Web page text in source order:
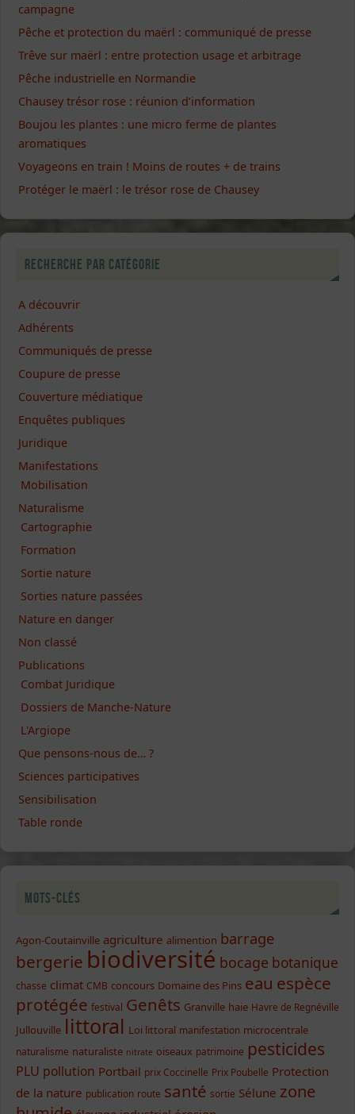
campagne
Pêche et protection du maërl : communiqué de presse
Trêve sur maërl : entre protection usage et arbitrage
Pêche industrielle en Normandie
Chausey trésor rose : réunion d’information
Boujou les plantes : une micro ferme de plantes
aromatiques
Voyageons en train ! Moins de routes + de trains
Protéger le maërl : le trésor rose de Chausey
Recherche par catégorie
A découvrir
Adhérents
Communiqués de presse
Coupure de presse
Couverture médiatique
Enquêtes publiques
Juridique
Manifestations
Mobilisation
Naturalisme
Cartographie
Formation
Sortie nature
Sorties nature passées
Nature en danger
Non classé
Publications
Combat Juridique
Dossiers de Manche-Nature
L'Argiope
Que pensons-nous de… ?
Sciences participatives
Sensibilisation
Table ronde
Mots-clés
Agon-Coutainville agriculture alimention barrage
bergerie biodiversité bocage botanique
chasse climat CMB concours Domaine des Pins eau espèce
protégée festival Genêts Granville haie Havre de Regnéville
Jullouville littoral Loi littoral manifestation microcentrale
naturalisme naturaliste nitrate oiseaux patrimoine pesticides
PLU pollution Portbail prix Coccinelle Prix Poubelle Protection
de la nature publication route santé sortie Sélune zone